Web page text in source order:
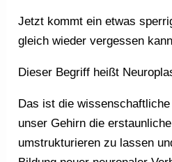
Jetzt kommt ein etwas
gleich wieder vergessen
Dieser Begriff heißt
Das ist die
unser Gehirn die
umstrukturieren zu lassen